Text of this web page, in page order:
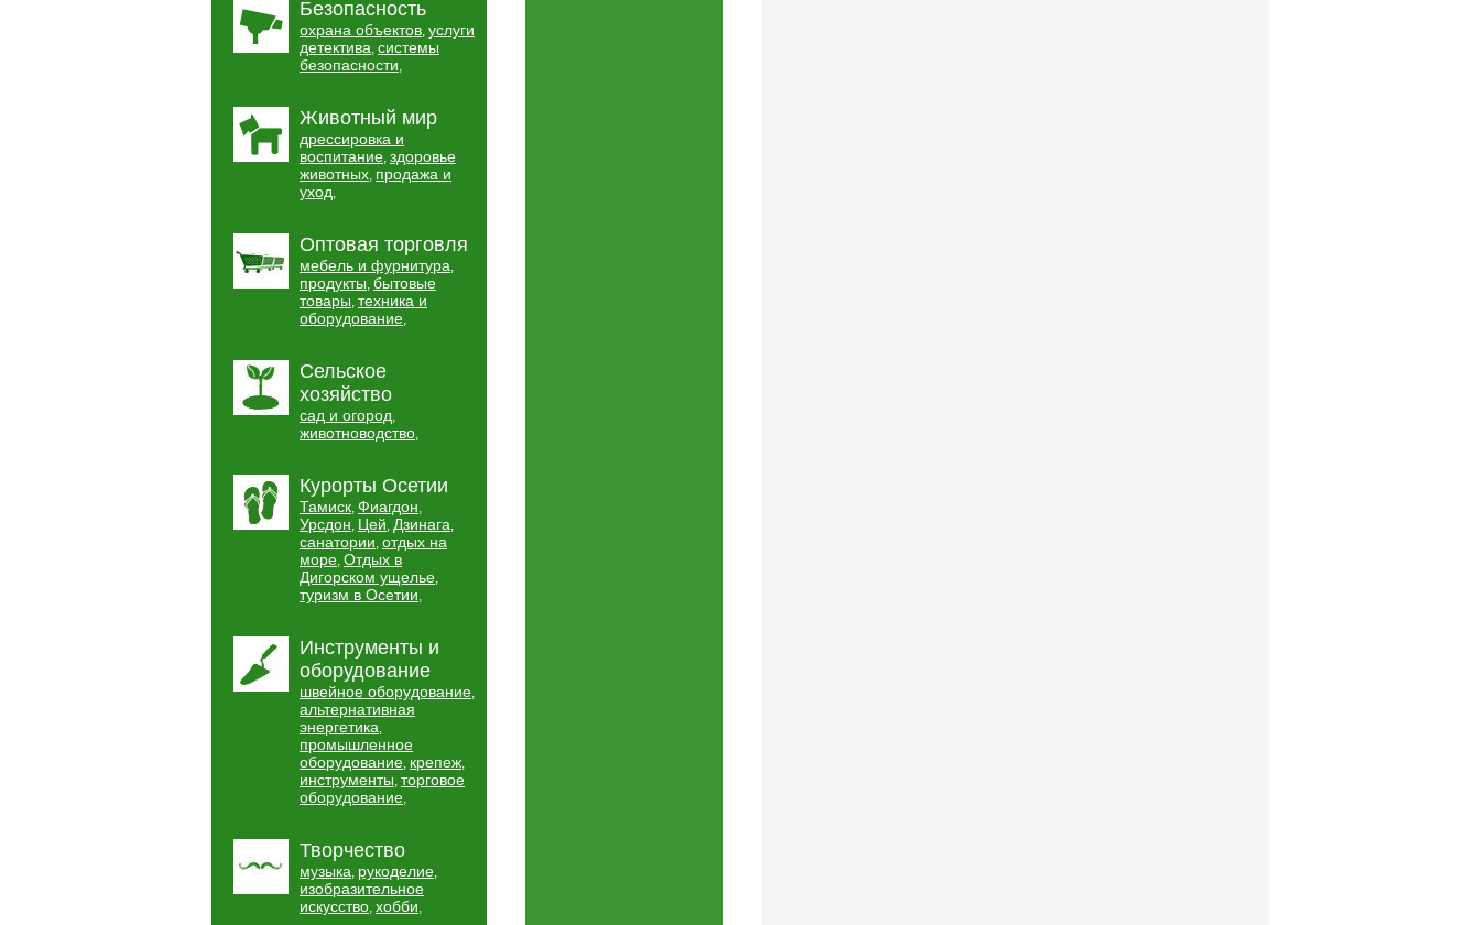
Безопасность
охрана объектов, услуги
детектива, системы
безопасности,
Животный мир
дрессировка и
воспитание, здоровье
животных, продажа и
уход,
Оптовая торговля
мебель и фурнитура,
продукты, бытовые
товары, техника и
оборудование,
Сельское
хозяйство
сад и огород,
животноводство,
Курорты Осетии
Тамиск, Фиагдон,
Урсдон, Цей, Дзинага,
санатории, отдых на
море, Отдых в
Дигорском ущелье,
туризм в Осетии,
Инструменты и
оборудование
швейное оборудование,
альтернативная
энергетика,
промышленное
оборудование, крепеж,
инструменты, торговое
оборудование,
Творчество
музыка, рукоделие,
изобразительное
искусство, хобби,